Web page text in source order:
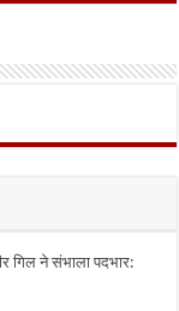
गिल ने संभाला पदभार: